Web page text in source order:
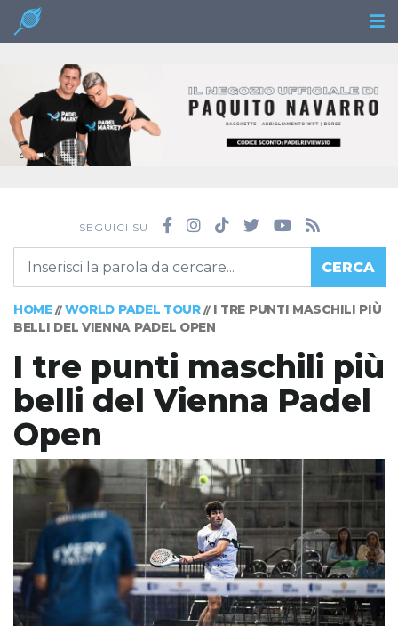
SEGUICI SU
CERCA
HOME// WORLD PADEL TOUR// I TRE PUNTI MASCHILI PIÙ
BELLI DEL VIENNA PADEL OPEN
I tre punti maschili più
belli del Vienna Padel
Open